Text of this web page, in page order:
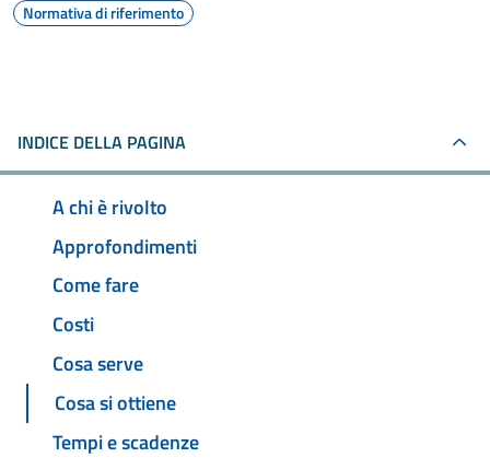
Normativa di riferimento
INDICE DELLA PAGINA
A chi è rivolto
Approfondimenti
Come fare
Costi
Cosa serve
Cosa si ottiene
Tempi e scadenze